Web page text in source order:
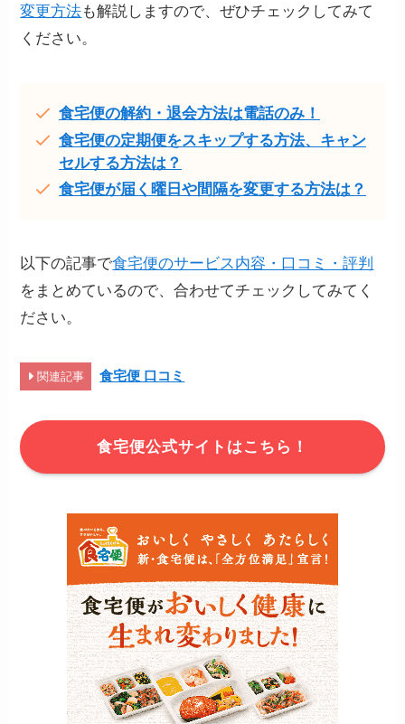
変更方法も解説しますので、ぜひチェックしてみて
ください。
食宅便の解約・退会方法は電話のみ！
食宅便の定期便をスキップする方法、キャン
セルする方法は？
食宅便が届く曜日や間隔を変更する方法は？
以下の記事で食宅便のサービス内容・口コミ・評判
をまとめているので、合わせてチェックしてみてく
ださい。
関連記事 食宅便 口コミ
食宅便公式サイトはこちら！